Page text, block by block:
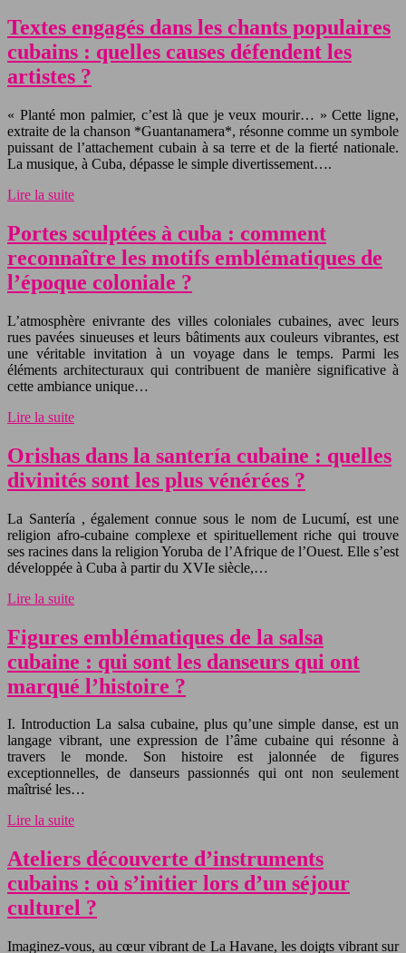
Textes engagés dans les chants populaires
cubains : quelles causes défendent les
artistes ?
« Planté mon palmier, c’est là que je veux mourir… » Cette ligne,
extraite de la chanson *Guantanamera*, résonne comme un symbole
puissant de l’attachement cubain à sa terre et de la fierté nationale.
La musique, à Cuba, dépasse le simple divertissement….
Lire la suite
Portes sculptées à cuba : comment
reconnaître les motifs emblématiques de
l’époque coloniale ?
L’atmosphère enivrante des villes coloniales cubaines, avec leurs
rues pavées sinueuses et leurs bâtiments aux couleurs vibrantes, est
une véritable invitation à un voyage dans le temps. Parmi les
éléments architecturaux qui contribuent de manière significative à
cette ambiance unique…
Lire la suite
Orishas dans la santería cubaine : quelles
divinités sont les plus vénérées ?
La Santería , également connue sous le nom de Lucumí, est une
religion afro-cubaine complexe et spirituellement riche qui trouve
ses racines dans la religion Yoruba de l’Afrique de l’Ouest. Elle s’est
développée à Cuba à partir du XVIe siècle,…
Lire la suite
Figures emblématiques de la salsa
cubaine : qui sont les danseurs qui ont
marqué l’histoire ?
I. Introduction La salsa cubaine, plus qu’une simple danse, est un
langage vibrant, une expression de l’âme cubaine qui résonne à
travers le monde. Son histoire est jalonnée de figures
exceptionnelles, de danseurs passionnés qui ont non seulement
maîtrisé les…
Lire la suite
Ateliers découverte d’instruments
cubains : où s’initier lors d’un séjour
culturel ?
Imaginez-vous, au cœur vibrant de La Havane, les doigts vibrant sur